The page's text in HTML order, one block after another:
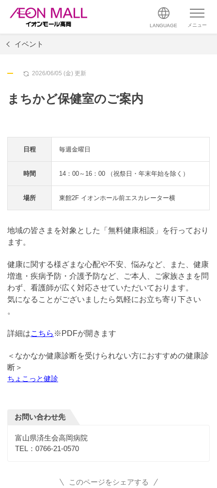
LANGUAGE メニュー
イベント
2026/06/05 (金) 更新
まちかど保健室のご案内
日程 毎週金曜日
時間 14：00～16：00 （祝祭日・年末年始を除く）
場所 東館2F イオンホール前エスカレーター横
地域の皆さまを対象とした「無料健康相談」を行っており
ます。
健康に関する様ざまな心配や不安、悩みなど、また、健康
増進・疾病予防・介護予防など、ご本人、ご家族さまを問
わず、看護師が広く対応させていただいております。
気になることがございましたら気軽にお立ち寄り下さい
。
詳細はこちら ※PDFが開きます
＜なかなか健康診断を受けられない方におすすめの健康診
断＞
ちょこっと健診
お問い合わせ先
富山県済生会高岡病院
TEL：0766-21-0570
このページをシェアする